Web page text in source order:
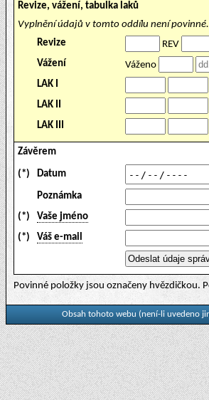
Revize, vážení, tabulka laků
Vyplnění údajů v tomto oddílu není povinné.
Revize
REV
Vážení
Váženo
LAK I
LAK II
LAK III
Závěrem
(*) Datum
Poznámka
(*)
Vaše jméno
(*)
Váš e-mail
Povinné položky jsou označeny hvězdičkou.
Obsah tohoto webu (není-li uvedeno